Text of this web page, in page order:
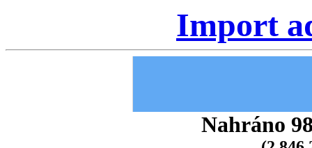
Import
Nahráno